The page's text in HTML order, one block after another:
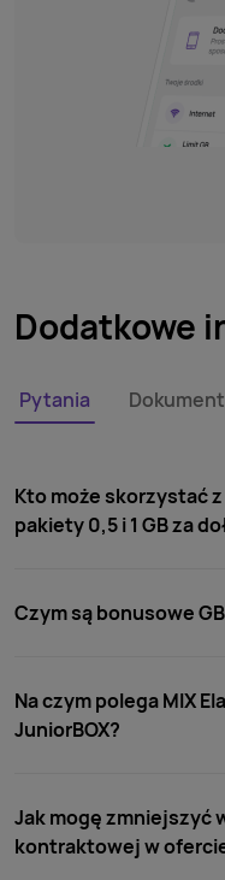
Dodatkowe
Pytania
Kto może skorzystać
pakiety 0,5 i 1 GB za
Czym są bonusowe
Na czym polega MIX
JuniorBOX?
Jak mogę zmniejszyć
kontraktowej w